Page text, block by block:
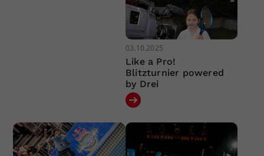
03.10.2025
Like a Pro!
Blitzturnier powered
by Drei